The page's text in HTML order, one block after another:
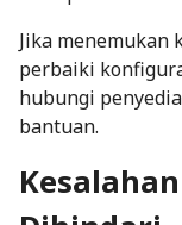
Jika menemukan
perbaiki
hubungi
bantuan.